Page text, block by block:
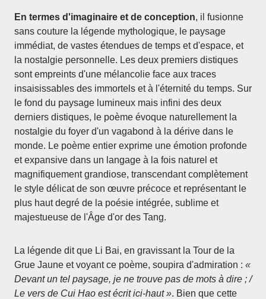
En termes d'imaginaire et de conception, il fusionne
sans couture la légende mythologique, le paysage
immédiat, de vastes étendues de temps et d'espace, et
la nostalgie personnelle. Les deux premiers distiques
sont empreints d'une mélancolie face aux traces
insaisissables des immortels et à l'éternité du temps. Sur
le fond du paysage lumineux mais infini des deux
derniers distiques, le poème évoque naturellement la
nostalgie du foyer d'un vagabond à la dérive dans le
monde. Le poème entier exprime une émotion profonde
et expansive dans un langage à la fois naturel et
magnifiquement grandiose, transcendant complètement
le style délicat de son œuvre précoce et représentant le
plus haut degré de la poésie intégrée, sublime et
majestueuse de l'Âge d'or des Tang.
La légende dit que Li Bai, en gravissant la Tour de la
Grue Jaune et voyant ce poème, soupira d'admiration : «
Devant un tel paysage, je ne trouve pas de mots à dire ; /
Le vers de Cui Hao est écrit ici-haut ». Bien que cette